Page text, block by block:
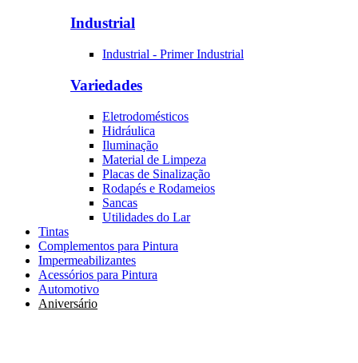
Industrial
Industrial - Primer Industrial
Variedades
Eletrodomésticos
Hidráulica
Iluminação
Material de Limpeza
Placas de Sinalização
Rodapés e Rodameios
Sancas
Utilidades do Lar
Tintas
Complementos para Pintura
Impermeabilizantes
Acessórios para Pintura
Automotivo
Aniversário